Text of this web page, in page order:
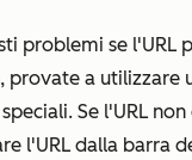
problemi se l'URL
a utilizzare
Se l'URL
l'URL dalla barra